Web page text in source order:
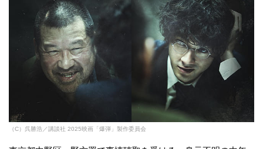
（C）呉勝浩／講談社 2025映画「爆弾」製作委員会